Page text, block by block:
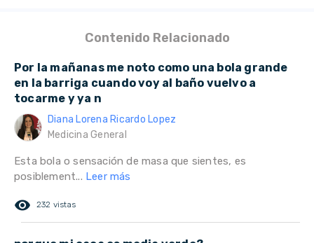
Contenido Relacionado
Por la mañanas me noto como una bola grande
en la barriga cuando voy al baño vuelvo a
tocarme y ya n
Diana Lorena Ricardo Lopez
Medicina General
Esta bola o sensación de masa que sientes, es
posiblement... Leer más
remove_red_eye 232 vistas